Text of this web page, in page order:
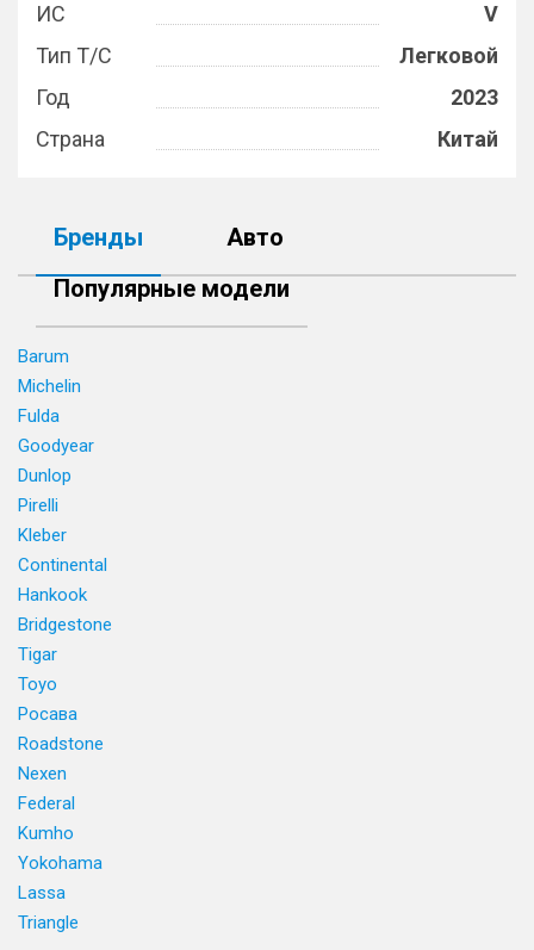
ИС
V
Тип Т/С
Легковой
Год
2023
Страна
Китай
Бренды
Авто
Популярные модели
Barum
Michelin
Fulda
Goodyear
Dunlop
Pirelli
Kleber
Continental
Hankook
Bridgestone
Tigar
Toyo
Росава
Roadstone
Nexen
Federal
Kumho
Yokohama
Lassa
Triangle